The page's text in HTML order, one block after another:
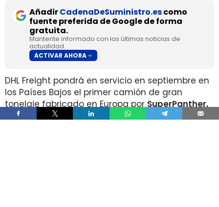
AñadirCadenaDeSuministro.escomo
fuente preferida de Google de forma
gratuita.
Mantente informado con las últimas noticias de
actualidad.
ACTIVAR AHORA
DHL Freight pondrá en servicio en septiembre en
los Países Bajos el primer camión de gran
tonelaje fabricado en Europa porSuperPanther,
después de trasladar la unidad desde Austria